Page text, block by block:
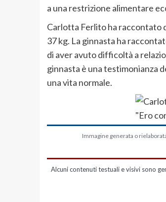
a una restrizione alimentare
Carlotta Ferlito ha raccontato
37 kg. La ginnasta ha
di aver avuto difficoltà a
ginnasta è una testimonianza
una vita normale.
Immagine generata o
Alcuni contenuti testuali e visivi sono